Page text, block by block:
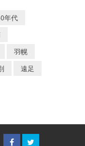
年代
羽幌
遠足